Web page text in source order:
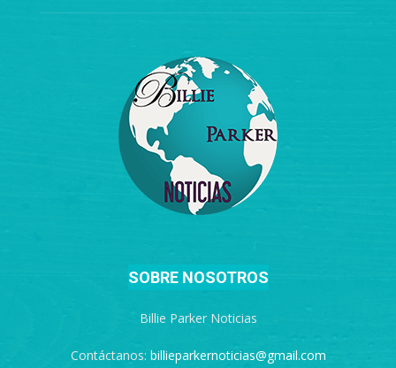
SOBRE NOSOTROS
Billie Parker Noticias
Contáctanos: billieparkernoticias@gmail.com